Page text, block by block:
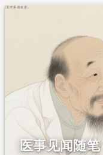
1. 摘要
胡同口遇奇摊
亲见神奇拔牙术
2.3.传承根在德行
医事见闻随笔